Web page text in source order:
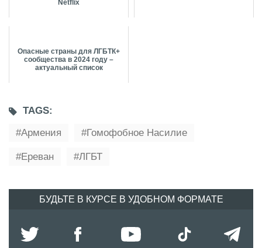
Netflix
Опасные страны для ЛГБТК+
сообщества в 2024 году –
актуальный список
TAGS:
Армения
Гомофобное Насилие
Ереван ЛГБТ
БУДЬТЕ В КУРСЕ В УДОБНОМ ФОРМАТЕ